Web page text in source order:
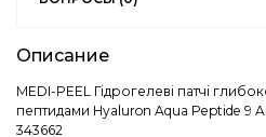
Описание
MEDI-PEEL Гідрогелеві патчі
пептидами Hyaluron Aqua Peptide 9
343662